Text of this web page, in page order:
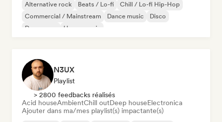
Alternative rock Beats / Lo-fi
Chill / Lo-fi Hip-Hop
Commercial / Mainstream
Dance music
Disco
Dream pop
House music
N3UX
Playlist
> 2800 feedbacks réalisés
Acid houseAmbientChill outDeep houseElectronica
Ajouter dans ma/mes playlist(s) impactante(s)